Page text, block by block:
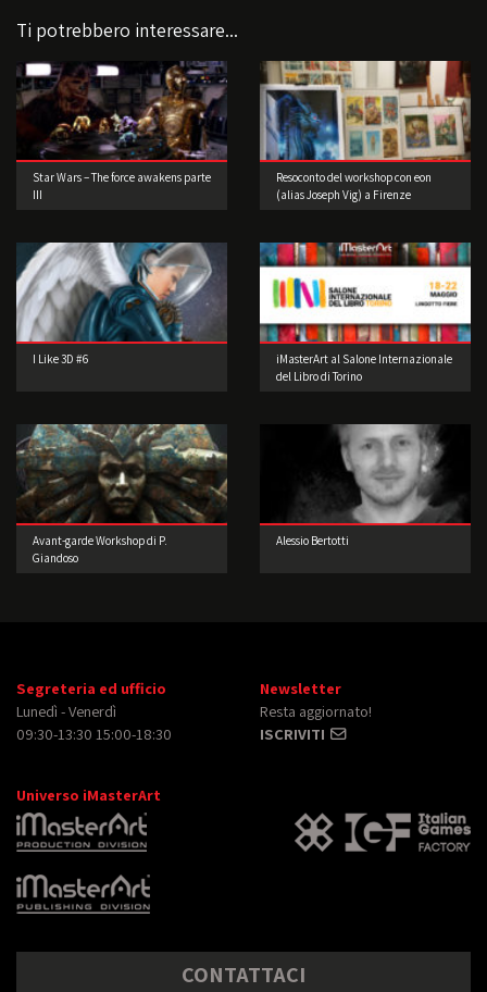
Ti potrebbero interessare...
Star Wars – The force awakens parte
III
Resoconto del workshop con eon
(alias Joseph Vig) a Firenze
I Like 3D #6
iMasterArt al Salone Internazionale
del Libro di Torino
Avant-garde Workshop di P.
Giandoso
Alessio Bertotti
Segreteria ed ufficio
Lunedì - Venerdì
09:30-13:30 15:00-18:30
Newsletter
Resta aggiornato!
ISCRIVITI
Universo iMasterArt
CONTATTACI